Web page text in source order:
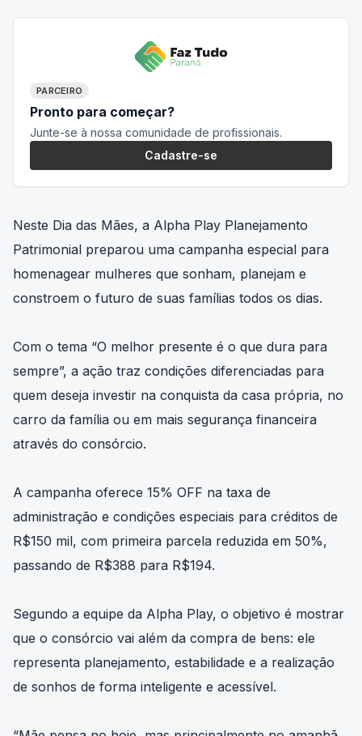
Pronto para começar?
Junte-se à nossa comunidade de profissionais.
Neste Dia das Mães, a Alpha Play Planejamento
Patrimonial preparou uma campanha especial para
homenagear mulheres que sonham, planejam e
constroem o futuro de suas famílias todos os dias.
Com o tema “O melhor presente é o que dura para
sempre”, a ação traz condições diferenciadas para
quem deseja investir na conquista da casa própria, no
carro da família ou em mais segurança financeira
através do consórcio.
A campanha oferece 15% OFF na taxa de
administração e condições especiais para créditos de
R$150 mil, com primeira parcela reduzida em 50%,
passando de R$388 para R$194.
Segundo a equipe da Alpha Play, o objetivo é mostrar
que o consórcio vai além da compra de bens: ele
representa planejamento, estabilidade e a realização
de sonhos de forma inteligente e acessível.